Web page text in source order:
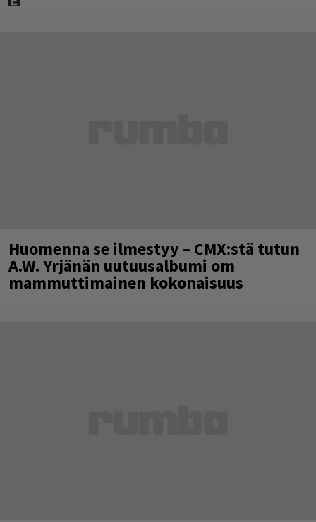
Huomenna se ilmestyy – CMX:stä tutun
A.W. Yrjänän uutuusalbumi om
mammuttimainen kokonaisuus